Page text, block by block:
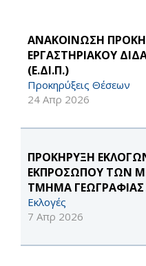
ΑΝΑΚΟΙΝΩΣΗ
ΕΡΓΑΣΤΗΡΙΑΚΟΥ
(Ε.ΔΙ.Π.)
Προκηρύξεις Θέσεων
24 Απρ 2026
ΠΡΟΚΗΡΥΞΗ
ΕΚΠΡΟΣΩΠΟΥ ΤΩΝ
ΤΜΗΜΑ ΓΕΩΓΡΑΦΙΑΣ
Εκλογές
7 Απρ 2026